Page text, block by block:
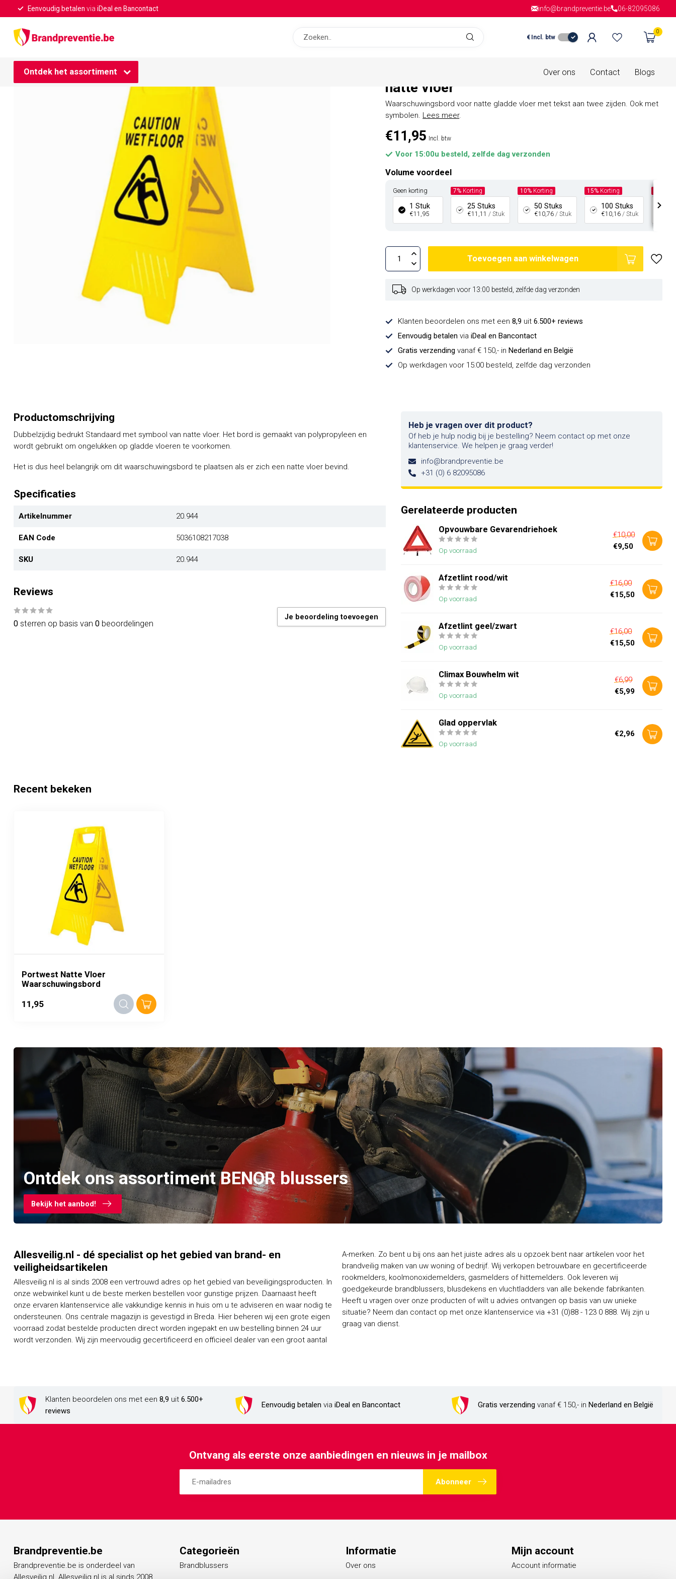
Eenvoudig betalen via iDeal en Bancontact Gratis verzendingvanaf € 150,- in
info@brandpreventie.be 06-82095086
€ Incl. btw
0
Ontdek het assortiment Over ons Contact Blogs
Home / Waarschuwingsbord voor een natte vloer
Portwest Waarschuwingsbord voor een
natte vloer
Waarschuwingsbord voor natte gladde vloer met tekst aan twee zijden. Ook met
symbolen. Lees meer.
€11,95 Incl. btw
Voor 15:00u besteld, zelfde dag verzonden
Volume voordeel
Geen korting
1 Stuk
€11,95
7% Korting
25 Stuks
€11,11 / Stuk
10% Korting
50 Stuks
€10,76 / Stuk
15% Korting
100 Stuks
€10,16 / Stuk
Toevoegen aan winkelwagen
Op werkdagen voor 13:00 besteld, zelfde dag verzonden
Klanten beoordelen ons met een8,9 uit6.500+ reviews
Eenvoudig betalen viaiDeal en Bancontact
Gratis verzending vanaf € 150,- inNederland en België
Op werkdagen voor 15:00 besteld, zelfde dag verzonden
Productomschrijving
Dubbelzijdig bedrukt Standaard met symbool van natte vloer. Het bord is gemaakt van polypropyleen en
wordt gebruikt om ongelukken op gladde vloeren te voorkomen.
Het is dus heel belangrijk om dit waarschuwingsbord te plaatsen als er zich een natte vloer bevind.
Specificaties
Artikelnummer 20.944
EAN Code 5036108217038
SKU 20.944
Reviews
0 sterren op basis van 0 beoordelingen
Je beoordeling toevoegen
Heb je vragen over dit product?
Of heb je hulp nodig bij je bestelling? Neem contact op met onze
klantenservice. We helpen je graag verder!
info@brandpreventie.be
+31 (0) 6 82095086
Gerelateerde producten
Opvouwbare Gevarendriehoek
Op voorraad
€10,00
€9,50
Afzetlint rood/wit
Op voorraad
€16,00
€15,50
Afzetlint geel/zwart
Op voorraad
€16,00
€15,50
Climax Bouwhelm wit
Op voorraad
€6,99
€5,99
Glad oppervlak
Op voorraad
€2,96
Recent bekeken
Portwest Natte Vloer
Waarschuwingsbord
11,95
Ontdek ons assortiment BENOR blussers
Bekijk het aanbod!
Allesveilig.nl - dé specialist op het gebied van brand- en
veiligheidsartikelen
Allesveilig.nl is al sinds 2008 een vertrouwd adres op het gebied van beveiligingsproducten. In
onze webwinkel kunt u de beste merken bestellen voor gunstige prijzen. Daarnaast heeft
onze ervaren klantenservice alle vakkundige kennis in huis om u te adviseren en waar nodig te
ondersteunen. Ons centrale magazijn is gevestigd in Breda. Hier beheren wij een grote eigen
voorraad zodat bestelde producten direct worden ingepakt en uw bestelling binnen 24 uur
wordt verzonden. Wij zijn meervoudig gecertificeerd en officieel dealer van een groot aantal
A-merken. Zo bent u bij ons aan het juiste adres als u opzoek bent naar artikelen voor het
brandveilig maken van uw woning of bedrijf. Wij verkopen betrouwbare en gecertificeerde
rookmelders, koolmonoxidemelders, gasmelders of hittemelders. Ook leveren wij
goedgekeurde brandblussers, blusdekens en vluchtladders van alle bekende fabrikanten.
Heeft u vragen over onze producten of wilt u advies ontvangen op basis van uw unieke
situatie? Neem dan contact op met onze klantenservice via +31 (0)88 - 123 0 888. Wij zijn u
graag van dienst.
Klanten beoordelen ons met een 8,9 uit 6.500+
reviews
Eenvoudig betalen via iDeal en Bancontact Gratis verzending vanaf € 150,- in Nederland en België
Ontvang als eerste onze aanbiedingen en nieuws in je mailbox
Abonneer
Brandpreventie.be
Brandpreventie.be is onderdeel van
Allesveilig.nl. Allesveilig.nl is al sinds 2008
Categorieën
Brandblussers
Informatie
Over ons
Mijn account
Account informatie